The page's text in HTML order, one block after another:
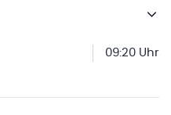
09:20 Uhr